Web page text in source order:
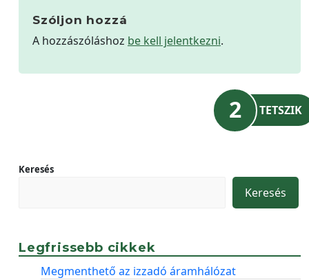
Szóljon hozzá
A hozzászóláshoz be kell jelentkezni.
2 TETSZIK
Keresés
Keresés
Legfrissebb cikkek
Megmenthető az izzadó áramhálózat